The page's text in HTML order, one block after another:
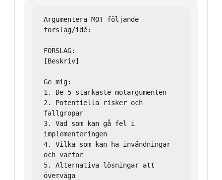
Argumentera MOT följande
förslag/idé:
FÖRSLAG:
[Beskriv]
Ge mig:
1. De 5 starkaste motargumenten
2. Potentiella risker och
fallgropar
3. Vad som kan gå fel i
implementeringen
4. Vilka som kan ha invändningar
och varför
5. Alternativa lösningar att
överväga